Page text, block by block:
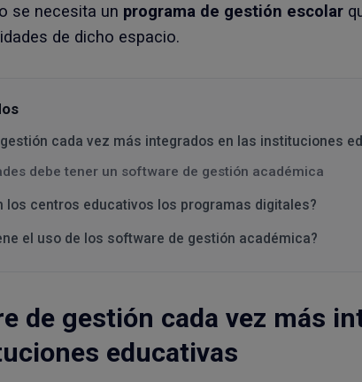
se necesita un programa de gestión escolar
de dicho espacio.
cada vez más integrados en las instituciones
debe tener un software de gestión académica
los centros educativos los programas digitales?
el uso de los software de gestión académica?
de gestión cada vez más
educativas